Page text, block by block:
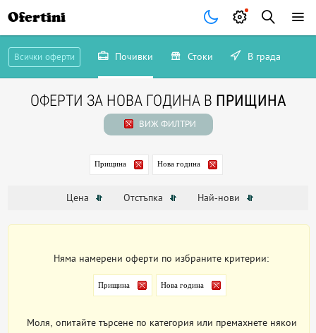
Ofertini
Всички оферти Почивки Стоки В града
ОФЕРТИ ЗА НОВА ГОДИНА В ПРИЩИНА
ВИЖ ФИЛТРИ
Прищина Нова година
Цена Отстъпка Най-нови
Няма намерени оферти по избраните критерии:
Прищина Нова година
Моля, опитайте търсене по категория или премахнете някои